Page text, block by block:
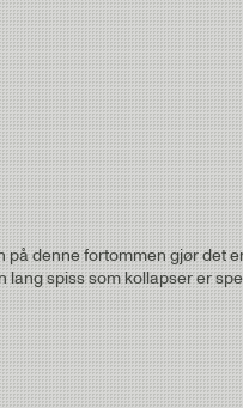
på denne fortommen gjør det
lang spiss som kollapser er